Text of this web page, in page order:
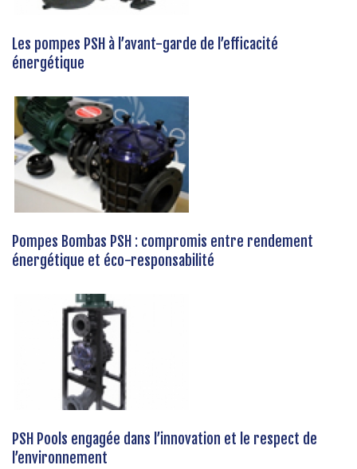
Les pompes PSH à l’avant-garde de l’efficacité
énergétique
Pompes Bombas PSH : compromis entre rendement
énergétique et éco-responsabilité
PSH Pools engagée dans l’innovation et le respect de
l’environnement